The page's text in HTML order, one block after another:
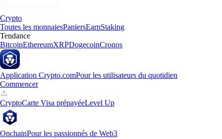
Crypto
Toutes les monnaiesPaniersEarnStaking
Tendance
BitcoinEthereumXRPDogecoinCronos
Application Crypto.comPour les utilisateurs du quotidien
Commencer
CryptoCarte Visa prépayéeLevel Up
OnchainPour les passionnés de Web3